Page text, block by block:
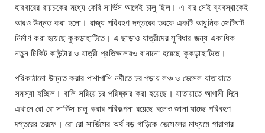
হারবারের রায়চকের মধ্যে ফেরি সার্ভিস আগেই চালু ছিল। এ বার সেই ব্যবস্থাকেই
আরও উন্নত করা হলো। রাজ্য পরিবহণ দপ্তরের তরফে একটি আধুনিক জেটিঘাট
নির্মাণ করা হয়েছে কুকড়াহাটিতে। এ ছাড়াও যাত্রীদের সুবিধার জন্য একাধিক
নতুন টিকিট কাউন্টার ও যাত্রী প্রতিক্ষালয়ও বানানো হয়েছে কুকড়াহাটিতে।
পরিকাঠামো উন্নত করার পাশাপাশি নদীতে চর পড়ায় লঞ্চ ও ভেসেল যাতায়াতে
সমস্যা হচ্ছিল। বালি সরিয়ে চর পরিষ্কার করা হয়েছে। যাতায়াতে আগামী দিনে
এখানে রো রো সার্ভিস চালু করার পরিকল্পনা রয়েছে বলেও জানা যাচ্ছে পরিবহণ
দপ্তরের তরফে। রো রো সার্ভিসের অর্থ বড় গাড়িকে ভেসেলের মাধ্যমে পারাপার